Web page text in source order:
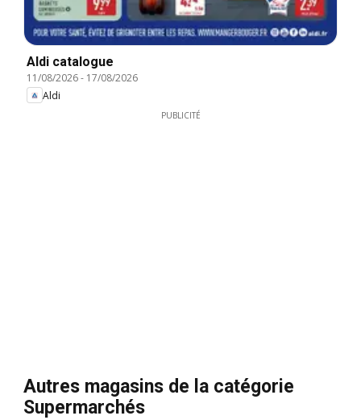
Aldi catalogue
11/08/2026- 17/08/2026
Aldi
PUBLICITÉ
Autres magasins de la catégorie
Supermarchés